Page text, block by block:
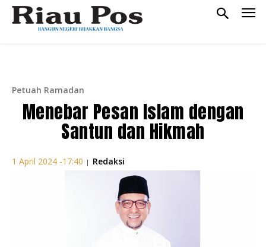
Petuah Ramadan
Menebar Pesan Islam dengan
Santun dan Hikmah
1 April 2024 -17:40 | Redaksi